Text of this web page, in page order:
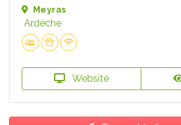
Meyras
Ardèche
Website